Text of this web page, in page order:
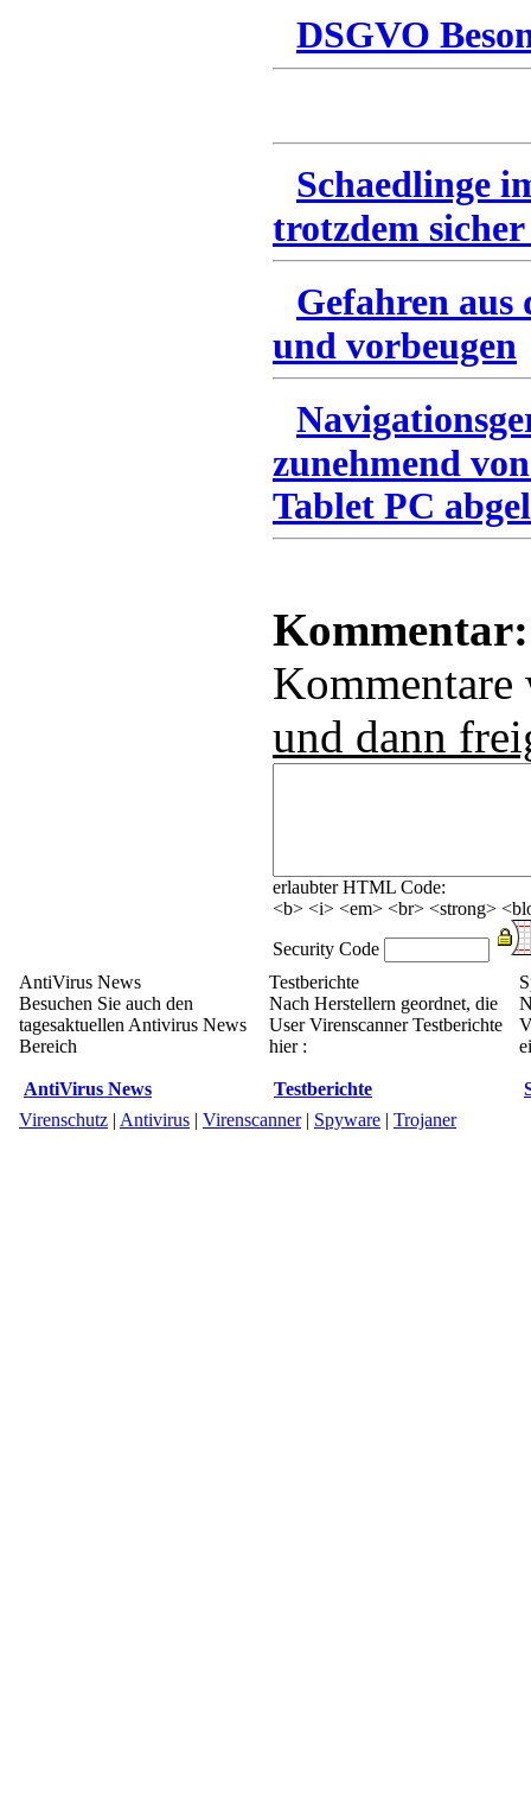
DSGVO
Schaedlinge
trotzdem
Gefahren
und vorbeugen
zunehmend
Tablet PC
Kommentar:
und dann
erlaubter HTML Code:
<b> <i> <em> <br> <strong>
Security Code
AntiVirus News
Besuchen Sie auch den
tagesaktuellen Antivirus News
Bereich
AntiVirus News
Testberichte
Nach Herstellern geordnet, die
User Virenscanner Testberichte
hier :
Testberichte
Virenschutz | Antivirus | Virenscanner| Spyware | Trojaner